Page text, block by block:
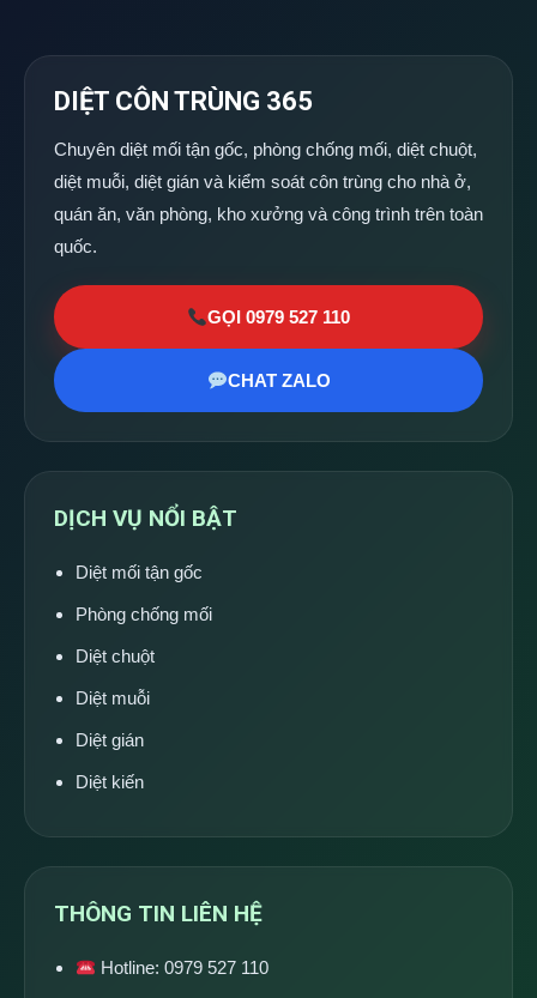
DIỆT CÔN TRÙNG 365
Chuyên diệt mối tận gốc, phòng chống mối, diệt chuột,
diệt muỗi, diệt gián và kiểm soát côn trùng cho nhà ở,
quán ăn, văn phòng, kho xưởng và công trình trên toàn
quốc.
GỌI 0979 527 110
CHAT ZALO
DỊCH VỤ NỔI BẬT
Diệt mối tận gốc
Phòng chống mối
Diệt chuột
Diệt muỗi
Diệt gián
Diệt kiến
THÔNG TIN LIÊN HỆ
Hotline:0979 527 110